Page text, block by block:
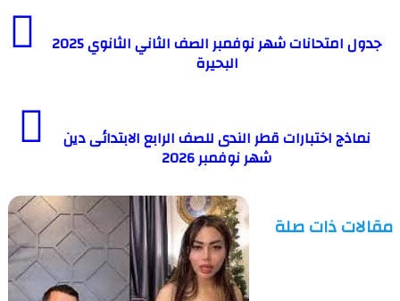
جدول امتحانات شهر نوفمبر الصف الثاني الثانوي 2025
اختبارات قطر الندى للصف الرابع الابتدائى دين
شهر نوفمبر 2026
ذات صلة